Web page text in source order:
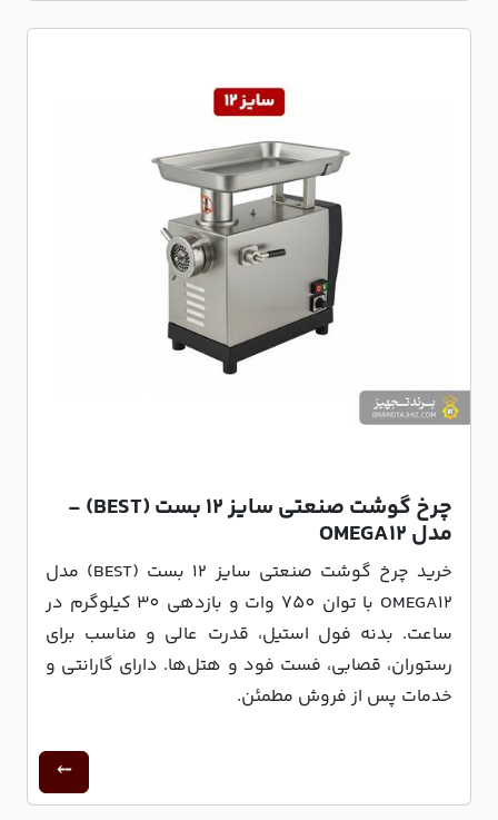
چرخ گوشت صنعتی سایز 12 بست (BEST) -
مدل OMEGA۱۲
خرید چرخ گوشت صنعتی سایز 12 بست (BEST) مدل
OMEGA12 با توان 750 وات و بازدهی 30 کیلوگرم در
ساعت. بدنه فول استیل، قدرت عالی و مناسب برای
رستوران، قصابی، فست فود و هتل‌ها. دارای گارانتی و
خدمات پس از فروش مطمئن.